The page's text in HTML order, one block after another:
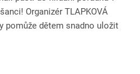
Organizér TLAPKOVÁ
pomůže dětem snadno uložit